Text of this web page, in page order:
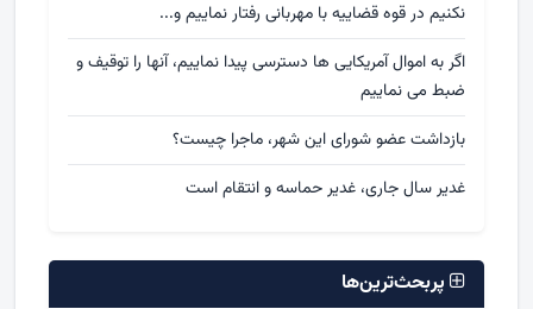
نکنیم در قوه قضاییه با مهربانی رفتار نماییم و...
اگر به اموال آمریکایی ها دسترسی پیدا نماییم، آنها را توقیف و
ضبط می نماییم
بازداشت عضو شورای این شهر، ماجرا چیست؟
غدیر سال جاری، غدیر حماسه و انتقام است
پربحث‌ترین‌ها